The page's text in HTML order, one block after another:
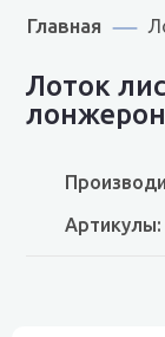
Главная
Лоток
Артикулы: